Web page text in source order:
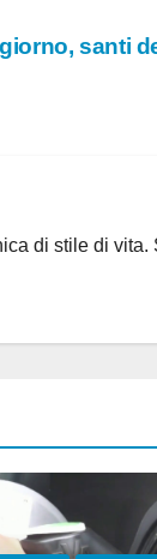
santi
di stile di vita.